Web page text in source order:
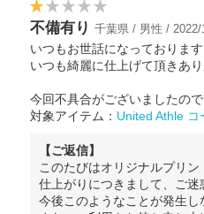
不備有り 千葉県 / 男性 / 2022/
いつもお世話になっております
いつも綺麗に仕上げて頂きあり
今回不具合がございましたので
対象アイテム： United Athle コ
【ご返信】
このたびはオリジナルプリン
仕上がりにつきまして、ご迷
今後このようなことが発生し